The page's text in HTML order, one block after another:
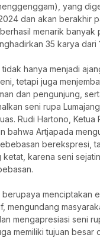
yang
dan akan berakhir
menarik banyak
35 karya dari
tidak hanya menjadi
tetapi juga
dan pengunjung,
seni rupa
Rudi Hartono, Ketua
bahwa Artjapada
berekspresi,
ketat, karena seni
berupaya menciptakan
mengundang
mengapresiasi seni
memiliki tujuan besar